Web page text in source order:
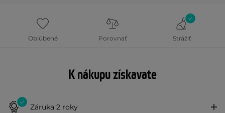
Obľúbené Porovnať Strážiť
K nákupu získavate
Záruka 2 roky